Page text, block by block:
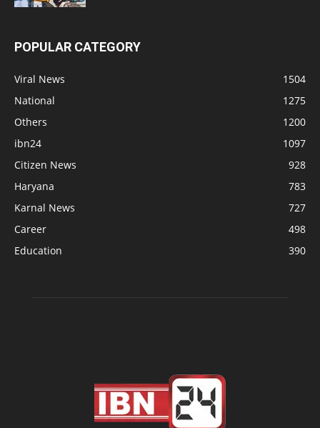
POPULAR CATEGORY
Viral News
1504
National
1275
Others
1200
ibn24
1097
Citizen News
928
Haryana
783
Karnal News
727
Career
498
Education
390